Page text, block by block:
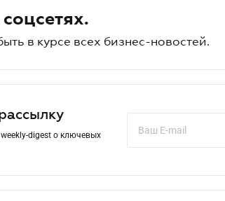
в курсе всех бизнес-новостей.
digest о ключевых